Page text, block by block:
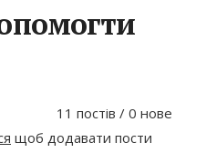
11 постів / 0 нове
щоб додавати пости